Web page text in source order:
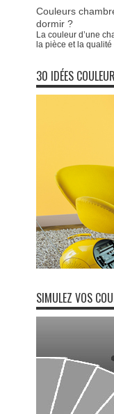
Couleurs
dormir ?
La couleur d’une
la pièce et la qualité
30 IDÉES
SIMULEZ VOS